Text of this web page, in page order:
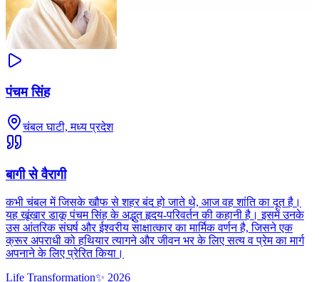
पंचम सिंह
चंबल घाटी, मध्य प्रदेश
बागी से वैरागी
कभी चंबल में जिसके खौफ से शहर बंद हो जाते थे, आज वह शांति का दूत है।
यह खूंखार डाकू पंचम सिंह के अद्भुत हृदय-परिवर्तन की कहानी है। इसमें उनके
उस आंतरिक संघर्ष और ईश्वरीय साक्षात्कार का मार्मिक वर्णन है, जिसने एक
क्रूर अपराधी को हथियार त्यागने और जीवन भर के लिए सत्य व प्रेम का मार्ग
अपनाने के लिए प्रेरित किया।
Life Transformation✨ 2026